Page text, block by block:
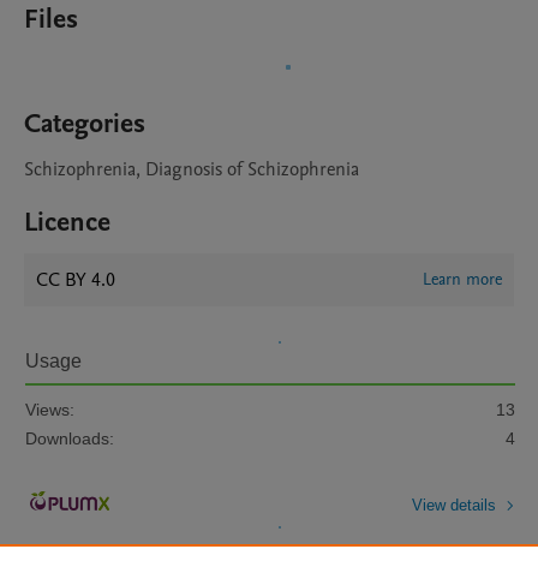
Files
Categories
Schizophrenia, Diagnosis of Schizophrenia
Licence
CC BY 4.0 Learn more
Usage
Views:
13
Downloads:
4
View details